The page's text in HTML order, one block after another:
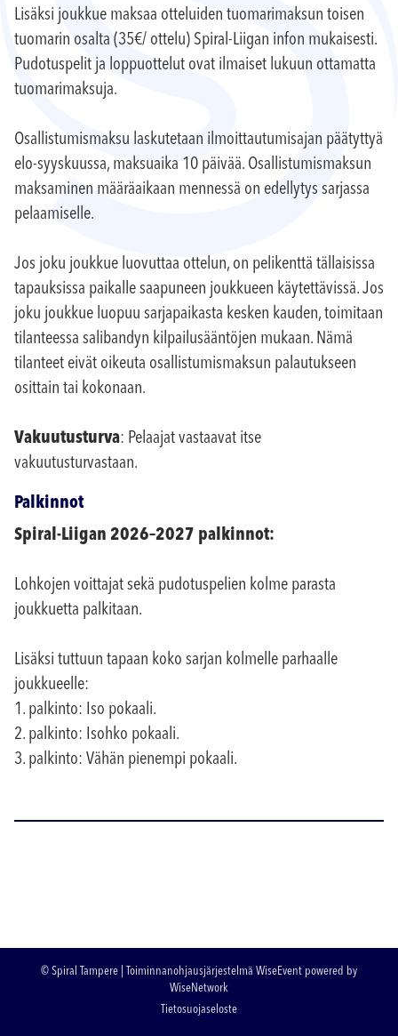
Lisäksi joukkue maksaa otteluiden tuomarimaksun toisen
tuomarin osalta (35€/ ottelu) Spiral-Liigan infon mukaisesti.
Pudotuspelit ja loppuottelut ovat ilmaiset lukuun ottamatta
tuomarimaksuja.
Osallistumismaksu laskutetaan ilmoittautumisajan päätyttyä
elo-syyskuussa, maksuaika 10 päivää. Osallistumismaksun
maksaminen määräaikaan mennessä on edellytys sarjassa
pelaamiselle.
Jos joku joukkue luovuttaa ottelun, on pelikenttä tällaisissa
tapauksissa paikalle saapuneen joukkueen käytettävissä. Jos
joku joukkue luopuu sarjapaikasta kesken kauden, toimitaan
tilanteessa salibandyn kilpailusääntöjen mukaan. Nämä
tilanteet eivät oikeuta osallistumismaksun palautukseen
osittain tai kokonaan.
Vakuutusturva: Pelaajat vastaavat itse
vakuutusturvastaan.
Palkinnot
Spiral-Liigan 2026–2027 palkinnot:
Lohkojen voittajat sekä pudotuspelien kolme parasta
joukkuetta palkitaan.
Lisäksi tuttuun tapaan koko sarjan kolmelle parhaalle
joukkueelle:
1. palkinto: Iso pokaali.
2. palkinto: Isohko pokaali.
3. palkinto: Vähän pienempi pokaali.
© Spiral Tampere | Toiminnanohjausjärjestelmä WiseEvent powered by
WiseNetwork
Tietosuojaseloste